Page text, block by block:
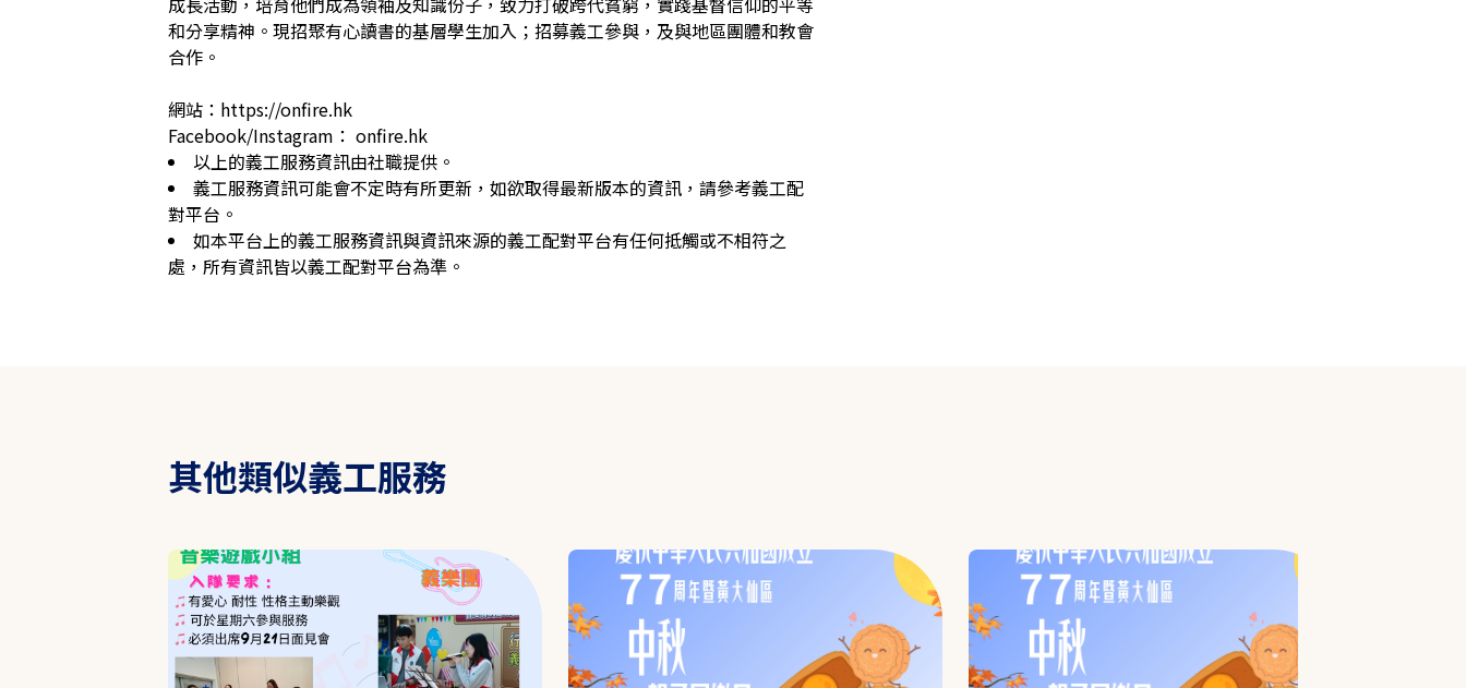
和分享精神。現招聚有心讀書的基層學生加入；招募義工參與，及與地區團體和教會
合作。
網站：https://onfire.hk
Facebook/Instagram： onfire.hk
以上的義工服務資訊由社職提供。
義工服務資訊可能會不定時有所更新，如欲取得最新版本的資訊，請參考義工配
對平台。
如本平台上的義工服務資訊與資訊來源的義工配對平台有任何抵觸或不相符之
處，所有資訊皆以義工配對平台為準。
其他類似義工服務